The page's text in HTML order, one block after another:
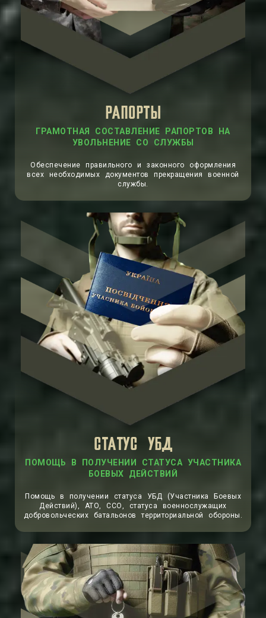
РАПОРТЫ
ГРАМОТНАЯ СОСТАВЛЕНИЕ РАПОРТОВ НА
УВОЛЬНЕНИЕ СО СЛУЖБЫ
Обеспечение правильного и законного оформления
всех необходимых документов прекращения военной
службы.
СТАТУС УБД
ПОМОЩЬ В ПОЛУЧЕНИИ СТАТУСА УЧАСТНИКА
БОЕВЫХ ДЕЙСТВИЙ
Помощь в получении статуса УБД (Участника Боевых
Действий), АТО, ССО, статуса военнослужащих
добровольческих батальонов территориальной обороны.